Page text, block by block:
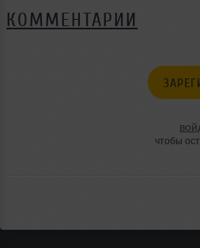
КОММЕНТАРИИ
чтобы